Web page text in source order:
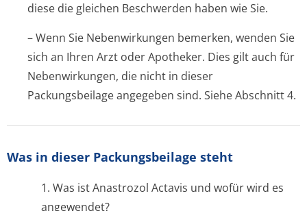
diese die gleichen Beschwerden haben wie Sie.
– Wenn Sie Nebenwirkungen bemerken, wenden Sie
sich an Ihren Arzt oder Apotheker. Dies gilt auch für
Nebenwirkungen, die nicht in dieser
Packungsbeilage angegeben sind. Siehe Abschnitt 4.
Was in dieser Packungsbeilage steht
1. Was ist Anastrozol Actavis und wofür wird es
angewendet?